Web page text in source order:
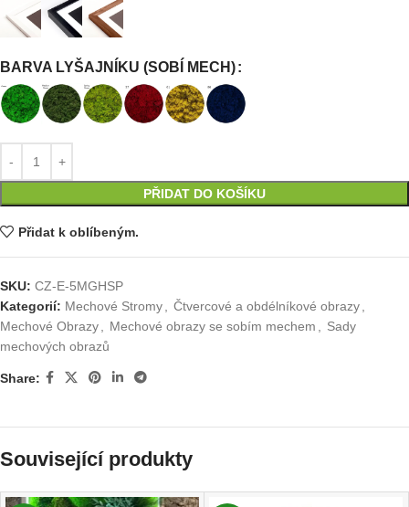
BARVA LYŠAJNÍKU (SOBÍ MECH)
PŘIDAT DO KOŠÍKU
Přidat k oblíbeným.
SKU: CZ-E-5MGHSP
Kategorií: Mechové Stromy, Čtvercové a obdélníkové obrazy,
Mechové Obrazy, Mechové obrazy se sobím mechem , Sady
mechových obrazů
Share:
Související produkty